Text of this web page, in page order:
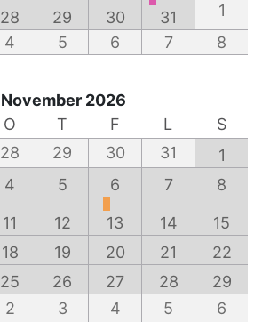
28 29 30 31
1
4 5 6 7 8
November 2026
O T F L
S
28 29 30 31
1
4 5 6 7 8
11 12 13 14
15
18 19 20 21
22
25 26 27 28
29
2 3 4 5 6